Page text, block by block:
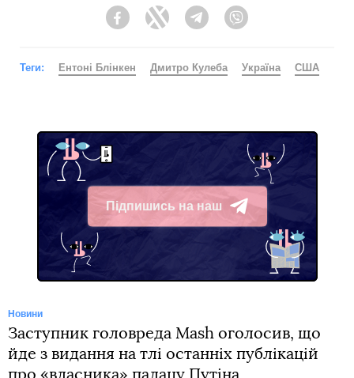
FacebookTwitter Telegram
Теги: Ентоні Блінкен Дмитро Кулеба Україна США
Підпишись на наш
Telegram
Новини
Заступник головреда Mash оголосив, що
йде з видання на тлі останніх публікацій